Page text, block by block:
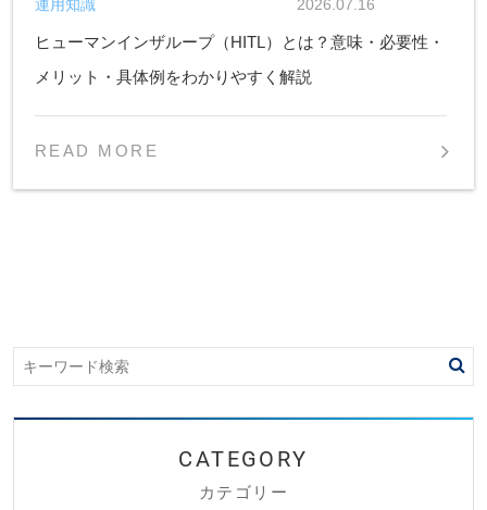
ヒューマンインザループ（HITL）とは？意味・必要性・
メリット・具体例をわかりやすく解説
2026.07.16
運用知識
READ MORE
カテゴリー